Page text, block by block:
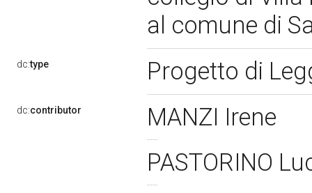
al comune di
dc:type Progetto di
dc:contributor
MANZI Irene
PASTORINO